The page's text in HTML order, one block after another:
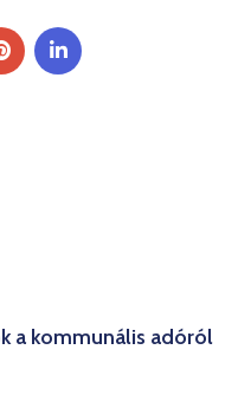
a kommunális adóról